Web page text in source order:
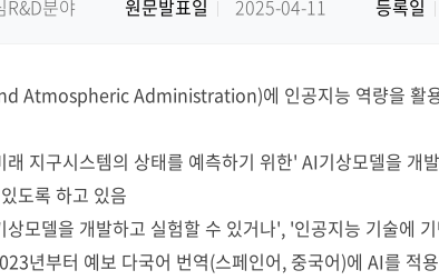
R&D분야 원문발표일 2025-04-11 등록일
Administration)에 인공지능 역량을 활용
지구시스템의 상태를 예측하기 위한' AI기상모델을 개
도록 하고 있음
모델을 개발하고 실험할 수 있거나', '인공지능 기술에
년부터 예보 다국어 번역(스페인어, 중국어)에 AI를 적